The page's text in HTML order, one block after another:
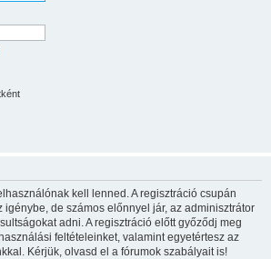
kell lenned. A regisztráció csupán
igénybe, de számos előnnyel jár, az adminisztrátor
adni. A regisztráció előtt győződj meg
feltételeinket, valamint egyetértesz az
Kérjük, olvasd el a fórumok szabályait is!